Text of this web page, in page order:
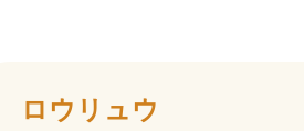
ロウリュウ